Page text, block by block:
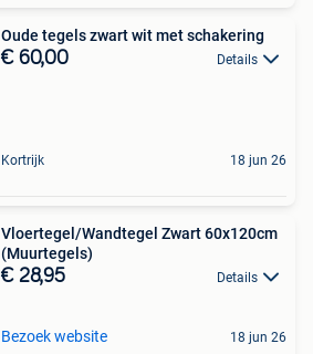
Oude tegels zwart wit met schakering
€ 60,00 Details
Kortrijk 18 jun 26
Vloertegel/Wandtegel Zwart 60x120cm
(Muurtegels)
€ 28,95 Details
Bezoek website 18 jun 26